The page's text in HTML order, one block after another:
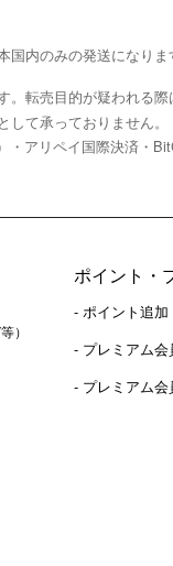
内のみの発送になりま
転売目的が疑われる際
て承っておりません。
アリペイ国際決済・
）
ポイント・
- ポイント追加
- プレミアム
- プレミアム会